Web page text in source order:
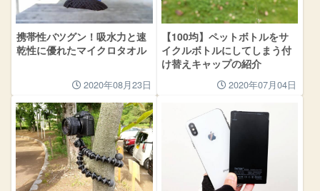
携帯性バツグン！吸水力と速
乾性に優れたマイクロタオル
2020年08月23日
【100均】ペットボトルをサ
イクルボトルにしてしまう付
け替えキャップの紹介
2020年07月04日